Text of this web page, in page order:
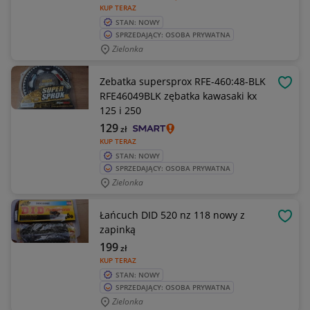
KUP TERAZ
STAN: NOWY
SPRZEDAJĄCY: OSOBA PRYWATNA
Zielonka
Zebatka supersprox RFE-460:48-BLK
RFE46049BLK zębatka kawasaki kx
125 i 250
KUP TERAZ
129zł
STAN: NOWY
SPRZEDAJĄCY: OSOBA PRYWATNA
Zielonka
Łańcuch DID 520 nz 118 nowy z
zapinką
KUP TERAZ
199zł
STAN: NOWY
SPRZEDAJĄCY: OSOBA PRYWATNA
Zielonka